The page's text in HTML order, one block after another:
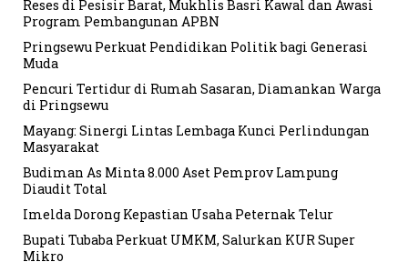
Reses di Pesisir Barat, Mukhlis Basri Kawal dan Awasi
Program Pembangunan APBN
Pringsewu Perkuat Pendidikan Politik bagi Generasi
Muda
Pencuri Tertidur di Rumah Sasaran, Diamankan Warga
di Pringsewu
Mayang: Sinergi Lintas Lembaga Kunci Perlindungan
Masyarakat
Budiman As Minta 8.000 Aset Pemprov Lampung
Diaudit Total
Imelda Dorong Kepastian Usaha Peternak Telur
Bupati Tubaba Perkuat UMKM, Salurkan KUR Super
Mikro